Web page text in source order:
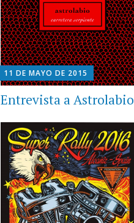
11 DE MAYO DE 2015
Entrevista a Astrolabio